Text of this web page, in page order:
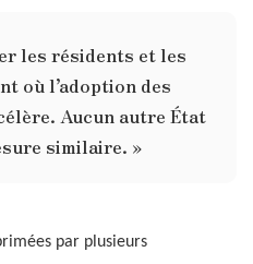
les résidents et les
où l’adoption des
Aucun autre État
similaire. »
par plusieurs